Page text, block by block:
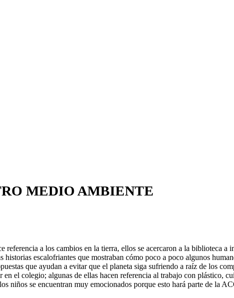
MEDIO AMBIENTE
a los cambios en la tierra, ellos se acercaron a la biblioteca a
escalofriantes que mostraban cómo poco a poco algunos
que ayudan a evitar que el planeta siga sufriendo a raíz de los
el colegio; algunas de ellas hacen referencia al trabajo con plástico,
niños se encuentran muy emocionados porque esto hará parte de la